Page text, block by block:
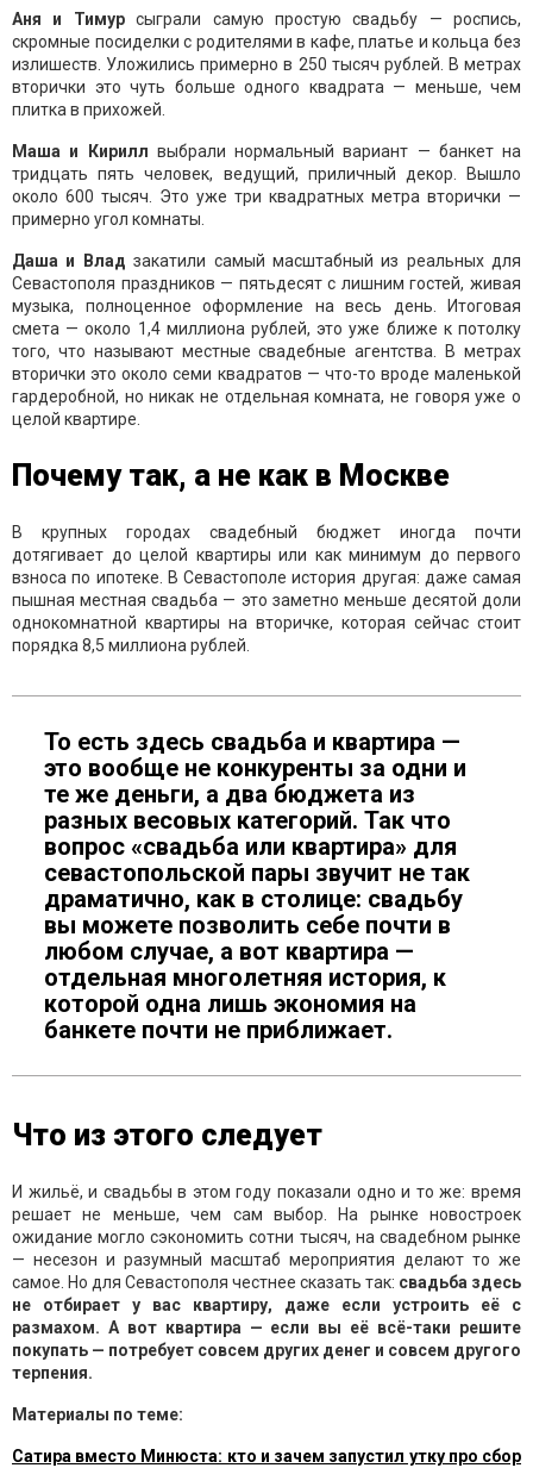
Аня и Тимурсыграли самую простую свадьбу — роспись,
скромные посиделки с родителями в кафе, платье и кольца без
излишеств. Уложились примерно в 250 тысяч рублей. В метрах
вторички это чуть больше одного квадрата — меньше, чем
плитка в прихожей.
Маша и Кирилл выбрали нормальный вариант — банкет на
тридцать пять человек, ведущий, приличный декор. Вышло
около 600 тысяч. Это уже три квадратных метра вторички —
примерно угол комнаты.
Даша и Влад закатили самый масштабный из реальных для
Севастополя праздников — пятьдесят с лишним гостей, живая
музыка, полноценное оформление на весь день. Итоговая
смета — около 1,4 миллиона рублей, это уже ближе к потолку
того, что называют местные свадебные агентства. В метрах
вторички это около семи квадратов — что-то вроде маленькой
гардеробной, но никак не отдельная комната, не говоря уже о
целой квартире.
Почему так, а не как в Москве
В крупных городах свадебный бюджет иногда почти
дотягивает до целой квартиры или как минимум до первого
взноса по ипотеке. В Севастополе история другая: даже самая
пышная местная свадьба — это заметно меньше десятой доли
однокомнатной квартиры на вторичке, которая сейчас стоит
порядка 8,5 миллиона рублей.
То есть здесь свадьба и квартира —
это вообще не конкуренты за одни и
те же деньги, а два бюджета из
разных весовых категорий. Так что
вопрос «свадьба или квартира» для
севастопольской пары звучит не так
драматично, как в столице: свадьбу
вы можете позволить себе почти в
любом случае, а вот квартира —
отдельная многолетняя история, к
которой одна лишь экономия на
банкете почти не приближает.
Что из этого следует
И жильё, и свадьбы в этом году показали одно и то же: время
решает не меньше, чем сам выбор. На рынке новостроек
ожидание могло сэкономить сотни тысяч, на свадебном рынке
— несезон и разумный масштаб мероприятия делают то же
самое. Но для Севастополя честнее сказать так: свадьба здесь
не отбирает у вас квартиру, даже если устроить её с
размахом. А вот квартира — если вы её всё-таки решите
покупать — потребует совсем других денег и совсем другого
терпения.
Материалы по теме:
Сатира вместо Минюста: кто и зачем запустил утку про сбор